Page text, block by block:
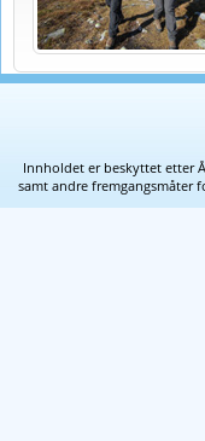
Innholdet er beskyttet etter
samt andre fremgangsmåter